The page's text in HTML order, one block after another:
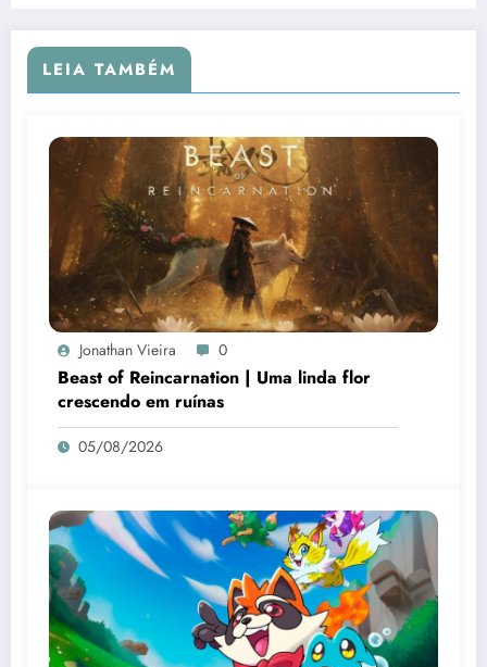
LEIA TAMBÉM
Jonathan Vieira 0
Beast of Reincarnation | Uma linda flor
crescendo em ruínas
05/08/2026